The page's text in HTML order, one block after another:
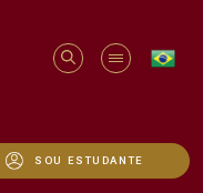
SOU ESTUDANTE